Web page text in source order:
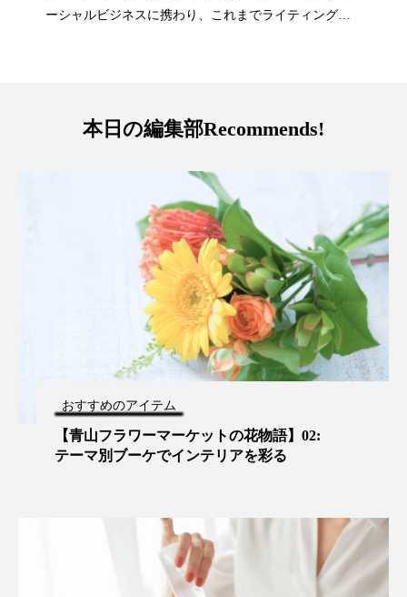
ーシャルビジネスに携わり、これまでライティング
「Re:HIRAKATA」を運営。
本日の編集部Recommends!
おすすめのアイテム
【青山フラワーマーケットの花物語】02:
テーマ別ブーケでインテリアを彩る